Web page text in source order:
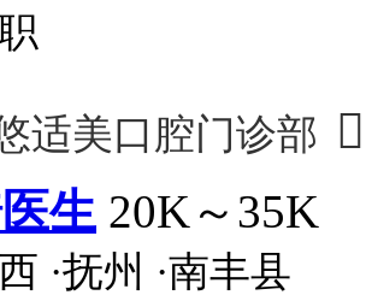
适美口腔门诊部 
生 20K～35K
·抚州 ·南丰县